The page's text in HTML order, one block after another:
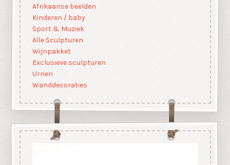
Afrikaanse beelden
Kinderen / baby
Sport & Muziek
Alle Sculpturen
Wijnpakket
Exclusieve sculpturen
Urnen
Wanddecoraties